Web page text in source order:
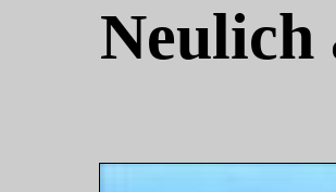
Neulich